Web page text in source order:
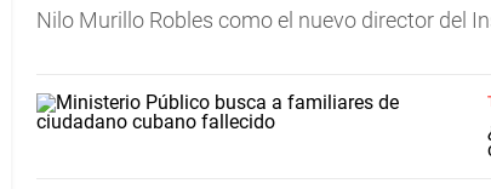
Nilo Murillo Robles como el nuevo director del